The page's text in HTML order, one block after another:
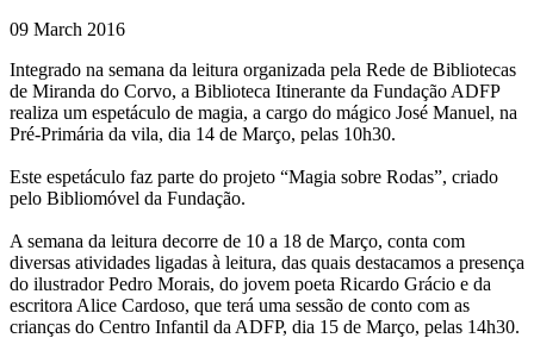
09 March 2016
Integrado na semana da leitura organizada pela Rede de Bibliotecas
de Miranda do Corvo, a Biblioteca Itinerante da Fundação ADFP
realiza um espetáculo de magia, a cargo do mágico José Manuel, na
Pré-Primária da vila, dia 14 de Março, pelas 10h30.
Este espetáculo faz parte do projeto “Magia sobre Rodas”, criado
pelo Bibliomóvel da Fundação.
A semana da leitura decorre de 10 a 18 de Março, conta com
diversas atividades ligadas à leitura, das quais destacamos a presença
do ilustrador Pedro Morais, do jovem poeta Ricardo Grácio e da
escritora Alice Cardoso, que terá uma sessão de conto com as
crianças do Centro Infantil da ADFP, dia 15 de Março, pelas 14h30.